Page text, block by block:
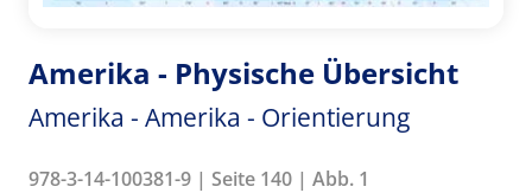
Amerika - Physische Übersicht
Amerika - Amerika - Orientierung
978-3-14-100381-9 | Seite 140 | Abb. 1